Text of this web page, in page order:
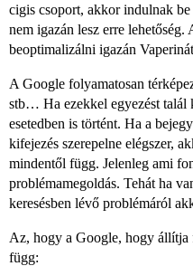
cigis csoport, akkor indulnak
nem igazán lesz erre
beoptimalizálni igazán
A Google folyamatosan
stb… Ha ezekkel egyezést talál
esetedben is történt. Ha a
kifejezés szerepelne elégszer,
mindentől függ. Jelenleg ami
problémamegoldás. Tehát ha
keresésben lévő problémáról
Az, hogy a Google, hogy állítja
függ: